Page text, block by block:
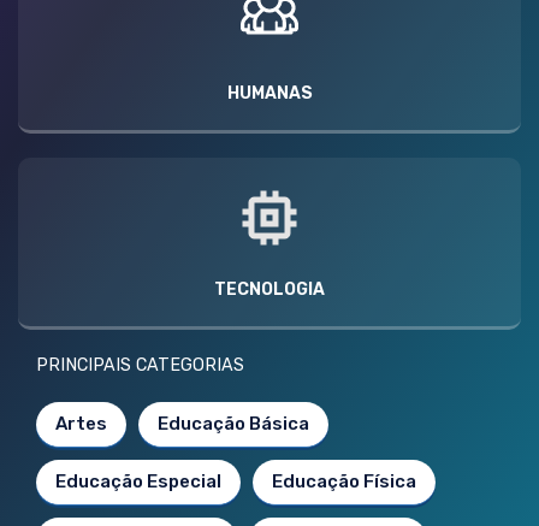
HUMANAS
TECNOLOGIA
PRINCIPAIS CATEGORIAS
Artes Educação Básica
Educação Especial Educação Física